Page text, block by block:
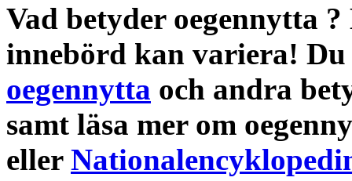
Vad betyder oegennytta ?
innebörd kan variera!
oegennytta och andra
samt läsa mer om
eller